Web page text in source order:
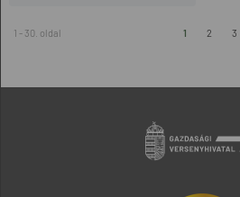
1 - 30. oldal 1 2 3